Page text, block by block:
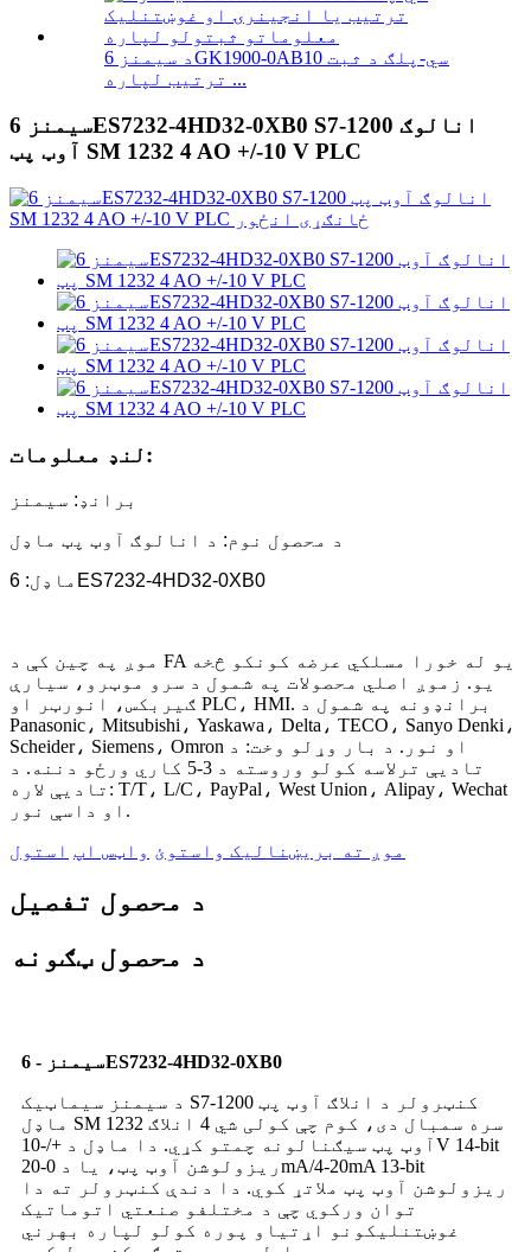
د سیمنز 6GK1900-0AB10 سي-پلګ د ثبت
ترتیب لپاره ...
سیمنز 6ES7232-4HD32-0XB0 S7-1200 انالوګ
آوټ پټ SM 1232 4 AO +/-10 V PLC
لنډ معلومات:
برانډ: سیمنز
د محصول نوم: د انالوګ آوټ پټ ماډل
ماډل: 6ES7232-4HD32-0XB0
موږ په چین کې د FA یو له خورا مسلکي عرضه کونکو څخه
یو. زموږ اصلي محصولات په شمول د سرو موټرو، سیارې
ګیربکس، انورټر او PLC، HMI. برانډونه په شمول د
Panasonic، Mitsubishi، Yaskawa، Delta، TECO، Sanyo Denki،
Scheider، Siemens، Omron او نور. د بار وړلو وخت: د
تادیې ترلاسه کولو وروسته د 3-5 کاري ورځو دننه. د
تادیې لاره: T/T، L/C، PayPal، West Union، Alipay، Wechat
او داسې نور.
موږ ته بریښنالیک واستوئ واټس اپ استول
د محصول تفصیل
د محصول ټګونه
سیمنز - 6ES7232-4HD32-0XB0
د سیمنز سیماټیک S7-1200 کنټرولر د انلاګ آوټ پټ
ماډل SM 1232 سره سمبال دی، کوم چې کولی شي 4 انلاګ
آوټ پټ سیګنالونه چمتو کړي. دا ماډل د +/-10V 14-bit
ریزولوشن آوټ پټ، یا د 0-20mA/4-20mA 13-bit
ریزولوشن آوټ پټ ملاتړ کوي. دا دندې کنټرولر ته دا
توان ورکوي چې د مختلفو صنعتي اتوماتیک
غوښتنلیکونو اړتیاو پوره کولو لپاره بهرني